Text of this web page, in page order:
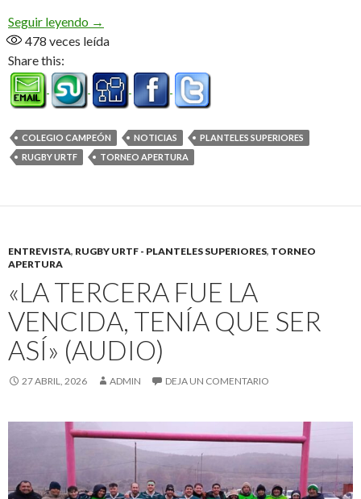
Seguir leyendo «Cole» lo hizo, campeón de primera
→
478 veces leída
Share this:
COLEGIO CAMPEÓN NOTICIAS
PLANTELES SUPERIORES
RUGBY URTF
TORNEO APERTURA
ENTREVISTA, RUGBY URTF - PLANTELES SUPERIORES, TORNEO
APERTURA
«LA TERCERA FUE LA
VENCIDA, TENÍA QUE SER
ASÍ» (AUDIO)
27 ABRIL, 2026 ADMIN DEJA UN COMENTARIO